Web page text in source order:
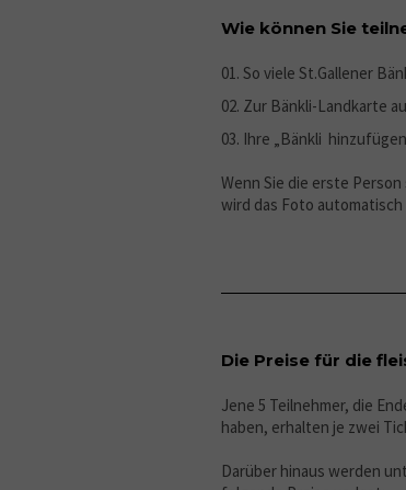
Wie können Sie
So viele St.Gallener
Zur Bänkli-Landkarte
Ihre „Bänkli
Wenn Sie die erste
wird das Foto
Die Preise für die
Jene 5 Teilnehmer, die
haben, erhalten je zwei
Darüber hinaus werden